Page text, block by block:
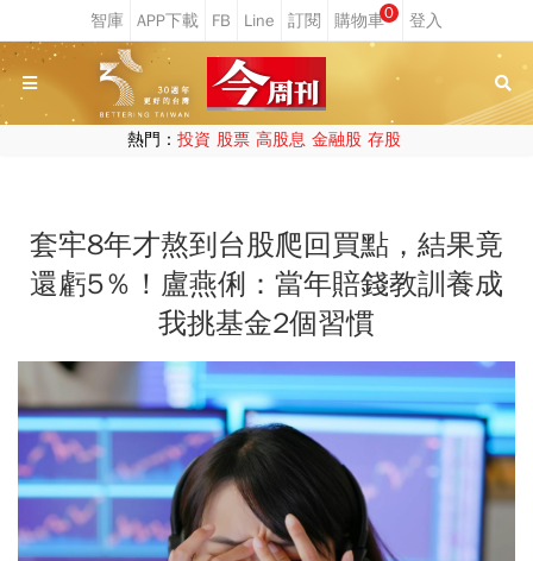
0
熱門： 投資 股票 高股息 金融股 存股
套牢8年才熬到台股爬回買點，結果竟
還虧5％！盧燕俐：當年賠錢教訓養成
我挑基金2個習慣